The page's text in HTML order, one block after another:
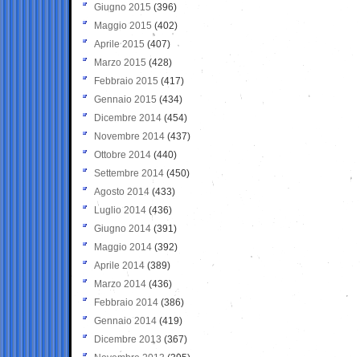
Giugno 2015 (396)
Maggio 2015 (402)
Aprile 2015 (407)
Marzo 2015 (428)
Febbraio 2015 (417)
Gennaio 2015 (434)
Dicembre 2014 (454)
Novembre 2014 (437)
Ottobre 2014 (440)
Settembre 2014 (450)
Agosto 2014 (433)
Luglio 2014 (436)
Giugno 2014 (391)
Maggio 2014 (392)
Aprile 2014 (389)
Marzo 2014 (436)
Febbraio 2014 (386)
Gennaio 2014 (419)
Dicembre 2013 (367)